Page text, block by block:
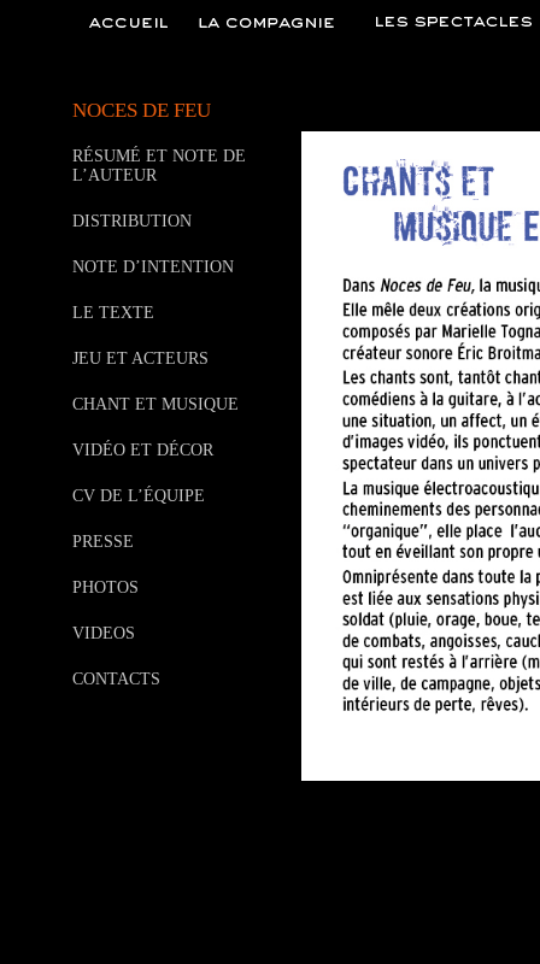
NOCES DE FEU
RÉSUMÉ ET NOTE DE
L’AUTEUR
DISTRIBUTION
NOTE D’INTENTION
LE TEXTE
JEU ET ACTEURS
CHANT ET MUSIQUE
VIDÉO ET DÉCOR
CV DE L’ÉQUIPE
PRESSE
PHOTOS
VIDEOS
CONTACTS